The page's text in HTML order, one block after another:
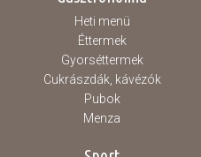
Heti menü
Éttermek
Gyorséttermek
Cukrászdák, kávézók
Pubok
Menza